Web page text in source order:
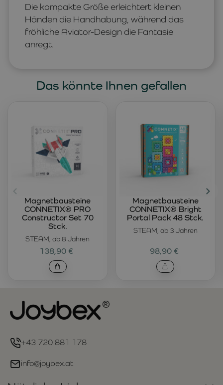
Die kompakte Größe erleichtert kleinen
Händen die Handhabung, während das
fröhliche Aviator-Design die Fantasie
anregt.
Das könnte Ihnen gefallen
STEAM, ab 8 Jahren
Magnetbausteine
CONNETIX® PRO
Constructor Set 70
Stck.
138,90 €
STEAM, ab 3 Jahren
Magnetbausteine
CONNETIX® Bright
Portal Pack 48 Stck.
98,90 €
+43 720 881 178
info@joybex.at